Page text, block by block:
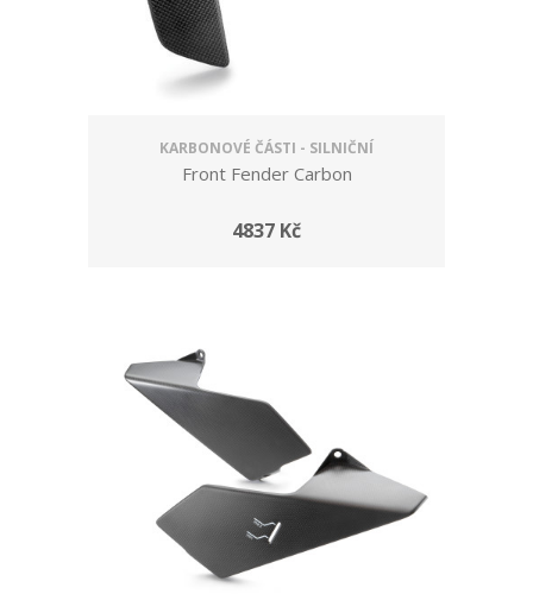
KARBONOVÉ ČÁSTI - SILNIČNÍ
Front Fender Carbon
4837 Kč